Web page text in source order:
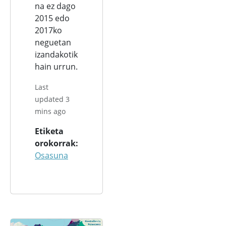
na ez dago
2015 edo
2017ko
neguetan
izandakotik
hain urrun.
Last
updated 3
mins ago
Etiketa
orokorrak
Osasuna